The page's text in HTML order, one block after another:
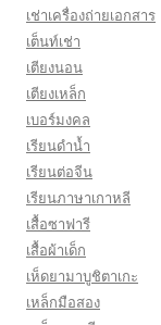
เช่าเครื่องถ่ายเอกสาร
เต็นท์เช่า
เตียงนอน
เตียงเหล็ก
เบอร์มงคล
เรียนดำน้ำ
เรียนต่อจีน
เรียนภาษาเกาหลี
เสื้อซาฟารี
เสื้อผ้าเด็ก
เห็ดยามาบูชิตาเกะ
เหล็กมือสอง